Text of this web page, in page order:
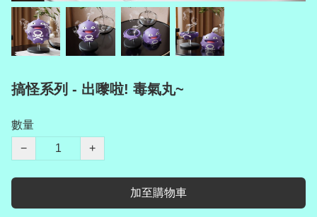
搞怪系列 - 出嚟啦! 毒氣丸~
數量
−
+
加至購物車